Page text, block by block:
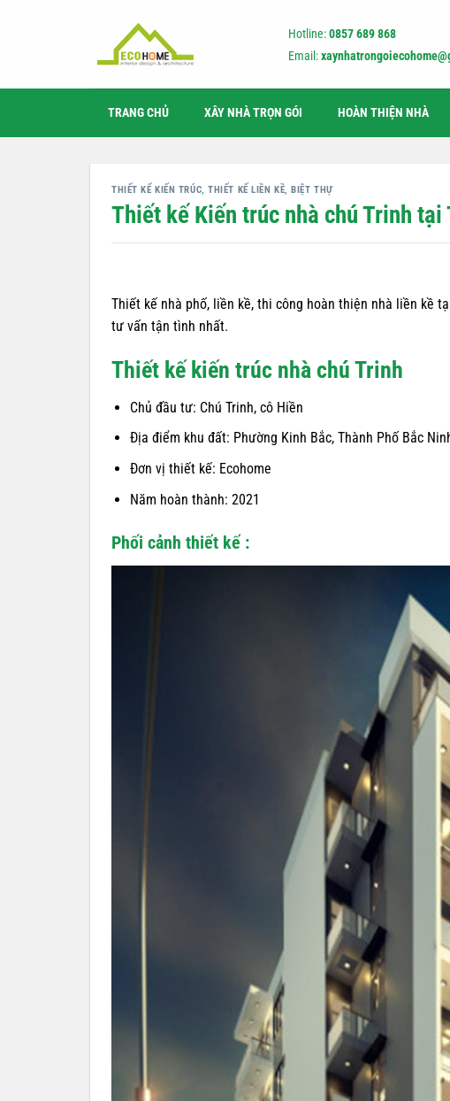
Hotline:0857 689 868
Email:
TRANG CHỦ XÂY NHÀ TRỌN GÓI HOÀN THIỆN NHÀ
THIẾT KẾ KIẾN TRÚC,THIẾT KẾ LIỀN KỀ, BIỆT THỰ
Thiết kế Kiến trúc nhà chú Trinh tại
Thiết kế nhà phố, liền kề, thi công hoàn thiện nhà liền kề
tư vấn tận tình nhất.
Thiết kế kiến trúc nhà chú Trinh
Chủ đầu tư: Chú Trinh, cô Hiền
Địa điểm khu đất: Phường Kinh Bắc, Thành Phố Bắc
Đơn vị thiết kế: Ecohome
Năm hoàn thành: 2021
Phối cảnh thiết kế :